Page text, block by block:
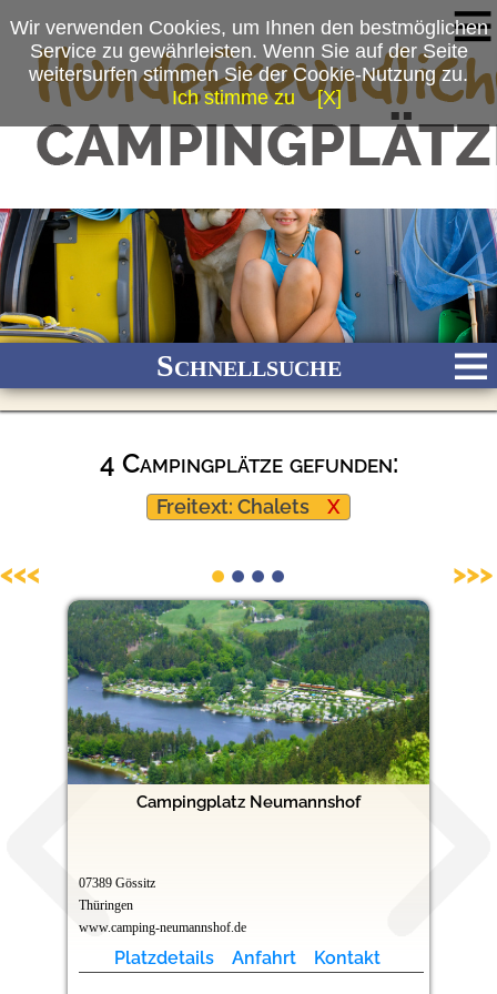
Schnellsuche
Fluss Meer Gebirge See
Wald/Wiesen
Ganzjährig geöffnet
Hundefreundliche Campingplätze
4 Campingplätze gefunden:
Freitext: Chalets X
Campingplatz Neumannshof
07389 Gössitz
Thüringen
www.camping-neumannshof.de
Platzdetails Anfahrt Kontakt
<<< >>>
Wir verwenden Cookies, um Ihnen den bestmöglichen
Service zu gewährleisten. Wenn Sie auf der Seite
weitersurfen stimmen Sie der Cookie-Nutzung zu.
Ich stimme zu
[X]